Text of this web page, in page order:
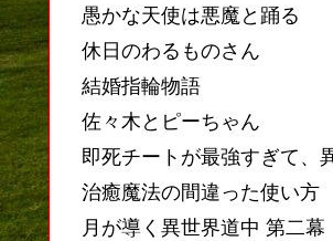
愚かな天使は悪魔と踊る
休日のわるものさん
結婚指輪物語
佐々木とピーちゃん
即死チートが最強すぎて、
治癒魔法の間違った使い方
月が導く異世界道中 第二幕